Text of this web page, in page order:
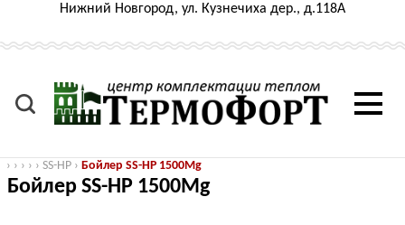
Нижний Новгород, ул. Кузнечиха дер., д.118А
› › › › › SS-HP › Бойлер SS-HP 1500Mg
Бойлер SS-HP 1500Mg